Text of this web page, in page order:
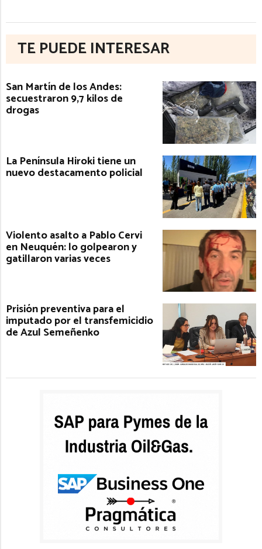
TE PUEDE INTERESAR
San Martín de los Andes:
secuestraron 9,7 kilos de
drogas
La Península Hiroki tiene un
nuevo destacamento policial
Violento asalto a Pablo Cervi
en Neuquén: lo golpearon y
gatillaron varias veces
Prisión preventiva para el
imputado por el transfemicidio
de Azul Semeñenko